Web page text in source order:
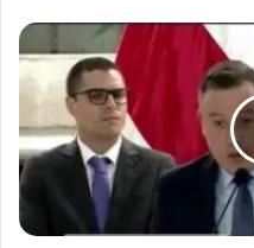
da
información.
Costarricenses
con
mayor
optimismo
en
materia
financiera.